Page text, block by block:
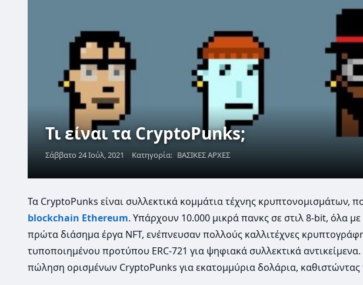
Τι είναι τα CryptoPunks;
Σάββατο 24 Ιούλ, 2021 Κατηγορία: ΒΑΣΙΚΕΣ ΑΡΧΕΣ
Τα CryptoPunks είναι συλλεκτικά κομμάτια τέχνης κρυπτονομισμάτων,
blockchain Ethereum. Υπάρχουν 10.000 μικρά πανκς σε στιλ 8-bit, όλα
πρώτα διάσημα έργα NFT, ενέπνευσαν πολλούς καλλιτέχνες
τυποποιημένου προτύπου ERC-721 για ψηφιακά συλλεκτικά
πώληση ορισμένων CryptoPunks για εκατομμύρια δολάρια, καθιστώντας